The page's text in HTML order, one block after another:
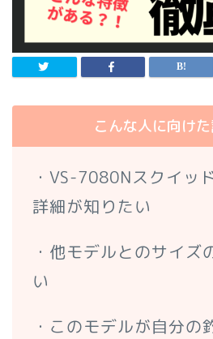
こんな人に向け
・VS-7080Nスクイッ
詳細が知りたい
・他モデルとのサイズ
い
・このモデルが自分の